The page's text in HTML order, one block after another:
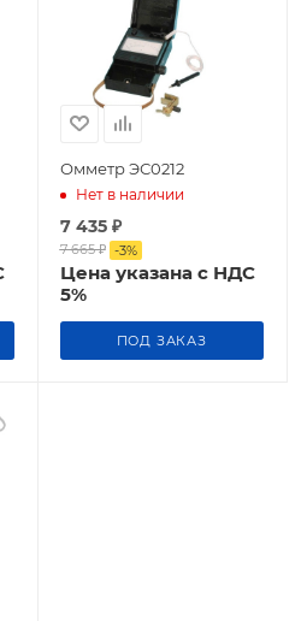
Омметр ЭС0212
Нет в наличии
7 435₽
7 665₽ -3%
Цена указана с НДС
5%
ПОД ЗАКАЗ